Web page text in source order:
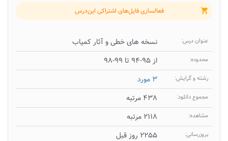
shopping_cart فعالسازی فایل‌های اشتراکی این‌درس
عنوان درس: نسخه های خطی و آثار کمیاب
محدوده: از ۹۵-۹۴ تا ۹۹-۹۸
رشته و گرایش: ۳ مورد
مجموع دانلود: ۴۳۸ مرتبه
مشاهده: ۲۱۱۸ مرتبه
بروزرسانی: ۲۲۵۵ روز قبل